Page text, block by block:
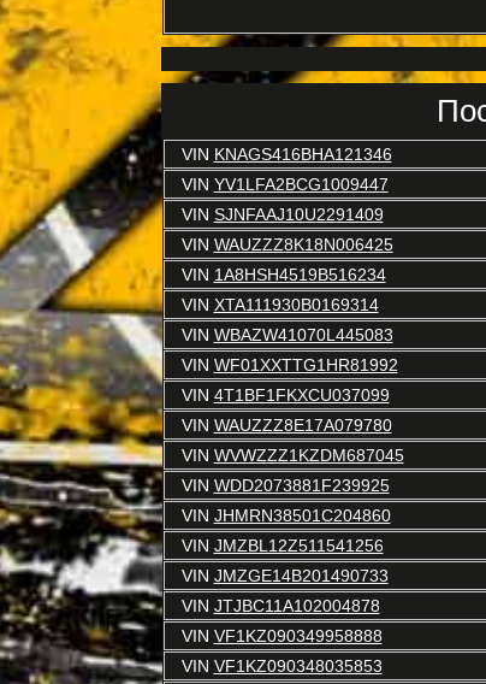
VIN KNAGS416BHA121346
VIN YV1LFA2BCG1009447
VIN SJNFAAJ10U2291409
VIN WAUZZZ8K18N006425
VIN 1A8HSH4519B516234
VIN XTA111930B0169314
VIN WBAZW41070L445083
VIN WF01XXTTG1HR81992
VIN 4T1BF1FKXCU037099
VIN WAUZZZ8E17A079780
VIN WVWZZZ1KZDM687045
VIN WDD2073881F239925
VIN JHMRN38501C204860
VIN JMZBL12Z511541256
VIN JMZGE14B201490733
VIN JTJBC11A102004878
VIN VF1KZ090349958888
VIN VF1KZ090348035853